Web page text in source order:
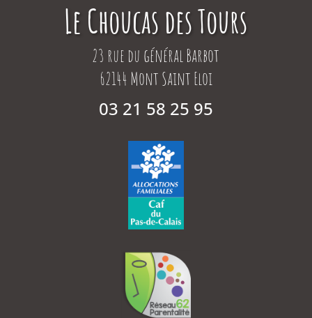
Le Choucas des Tours
23 rue du général Barbot
62144 Mont Saint Eloi
03 21 58 25 95